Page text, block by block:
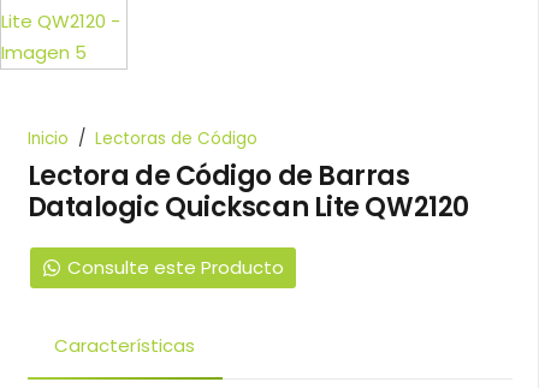
Inicio / Lectoras de Código
Lectora de Código de Barras
Datalogic Quickscan Lite QW2120
Consulte este Producto
Características